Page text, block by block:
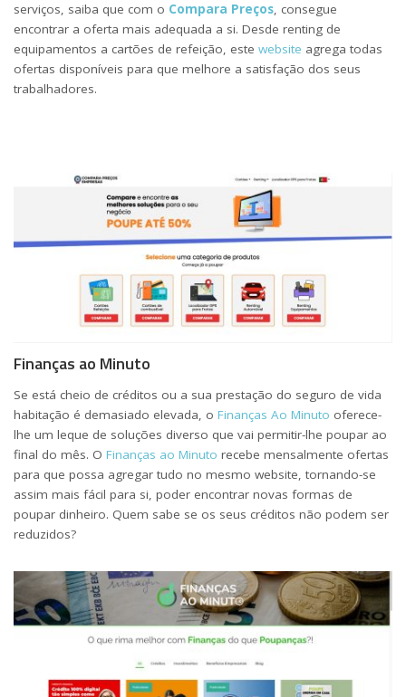
serviços, saiba que com o Compara Preços, consegue
encontrar a oferta mais adequada a si. Desde renting de
equipamentos a cartões de refeição, este website agrega todas
ofertas disponíveis para que melhore a satisfação dos seus
trabalhadores.
Finanças ao Minuto
Se está cheio de créditos ou a sua prestação do seguro de vida
habitação é demasiado elevada, o Finanças Ao Minuto oferece-
lhe um leque de soluções diverso que vai permitir-lhe poupar ao
final do mês. O Finanças ao Minuto recebe mensalmente ofertas
para que possa agregar tudo no mesmo website, tornando-se
assim mais fácil para si, poder encontrar novas formas de
poupar dinheiro. Quem sabe se os seus créditos não podem ser
reduzidos?